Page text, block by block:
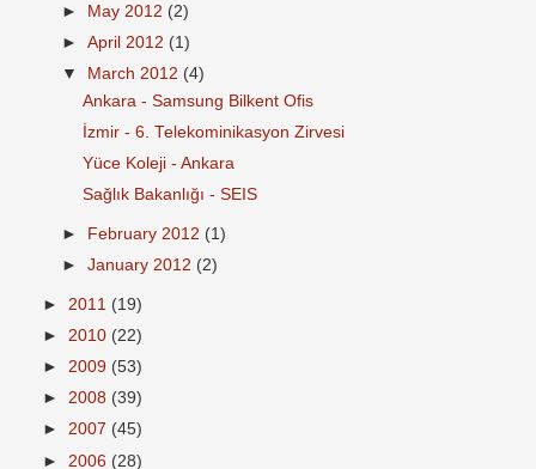
► May 2012 (2)
►April 2012 (1)
▼
March 2012 (4)
Ankara - Samsung Bilkent Ofis
İzmir - 6. Telekominikasyon Zirvesi
Yüce Koleji - Ankara
Sağlık Bakanlığı - SEIS
► February 2012 (1)
►January 2012 (2)
► 2011 (19)
► 2010 (22)
► 2009 (53)
► 2008 (39)
► 2007 (45)
► 2006 (28)